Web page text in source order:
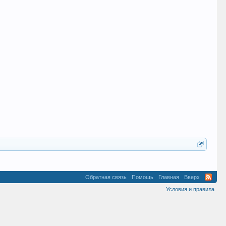
Обратная связь Помощь Главная
Вверх
Условия и правила